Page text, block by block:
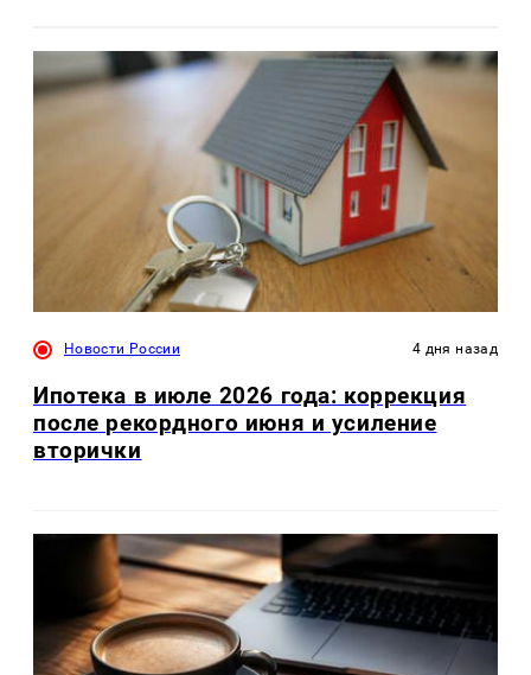
Новости России 4 дня назад
Ипотека в июле 2026 года: коррекция
после рекордного июня и усиление
вторички